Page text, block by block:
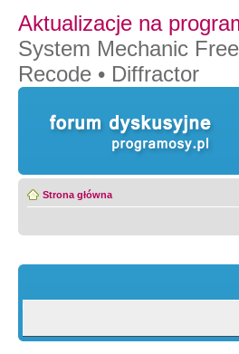
Aktualizacje na
System Mechanic Free
Recode • Diffractor
Strona główna